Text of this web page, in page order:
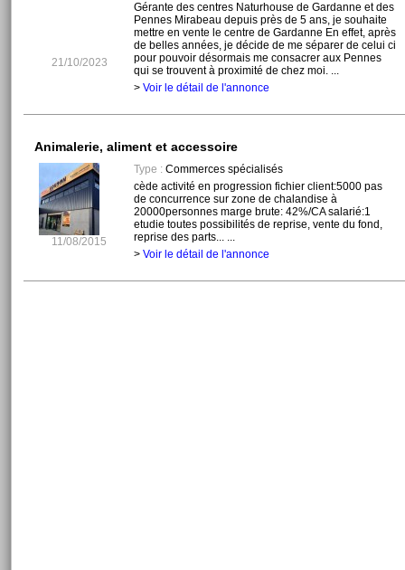
21/10/2023
Gérante des centres Naturhouse de Gardanne et des
Pennes Mirabeau depuis près de 5 ans, je souhaite
mettre en vente le centre de Gardanne En effet, après
de belles années, je décide de me séparer de celui ci
pour pouvoir désormais me consacrer aux Pennes
qui se trouvent à proximité de chez moi. ...
> Voir le détail de l'annonce
Animalerie, aliment et accessoire
11/08/2015
Type :Commerces spécialisés
cède activité en progression fichier client:5000 pas
de concurrence sur zone de chalandise à
20000personnes marge brute: 42%/CA salarié:1
etudie toutes possibilités de reprise, vente du fond,
reprise des parts... ...
> Voir le détail de l'annonce